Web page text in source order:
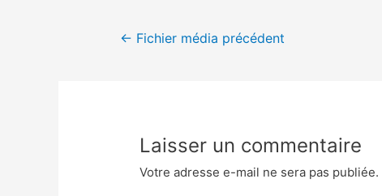
← Fichier média précédent
Laisser un commentaire
Votre adresse e-mail ne sera pas publiée.